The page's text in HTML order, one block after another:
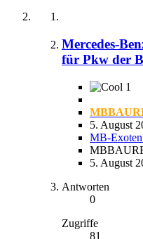
Mercedes-
für Pkw der
1
5. August
MB-
5. August
Antworten
0
Zugriffe
81